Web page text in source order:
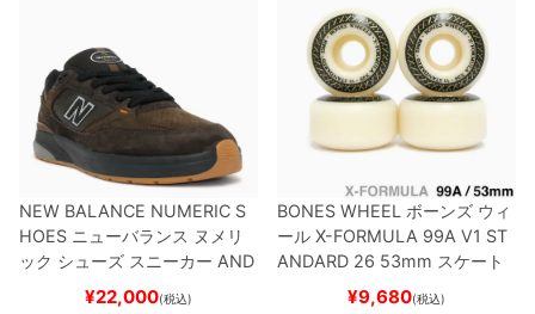
NEW BALANCE NUMERIC S
HOES ニューバランス ヌメリ
ック シューズ スニーカー AND
REW REYNOLDS 933
¥22,000(税込)
BONES WHEEL ボーンズ ウィ
ール X-FORMULA 99A V1 ST
ANDARD 26 53mm スケート
ボード スケボー
¥9,680(税込)